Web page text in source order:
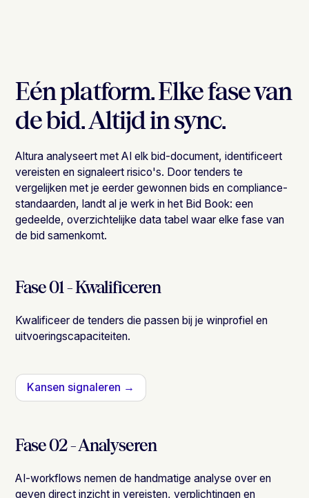
Eén platform. Elke fase van
de bid. Altijd in sync.
Altura analyseert met AI elk bid-document, identificeert
vereisten en signaleert risico's. Door tenders te
vergelijken met je eerder gewonnen bids en compliance-
standaarden, landt al je werk in het Bid Book: een
gedeelde, overzichtelijke data tabel waar elke fase van
de bid samenkomt.
Fase 01 - Kwalificeren
Kwalificeer de tenders die passen bij je winprofiel en
uitvoeringscapaciteiten.
Kansen signaleren →
Fase 02 - Analyseren
AI-workflows nemen de handmatige analyse over en
geven direct inzicht in vereisten, verplichtingen en